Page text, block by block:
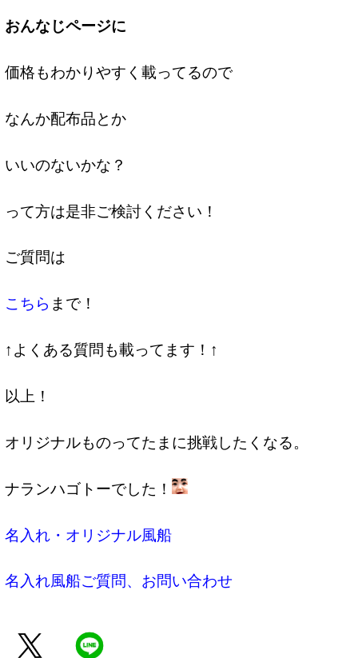
おんなじページに
価格もわかりやすく載ってるので
なんか配布品とか
いいのないかな？
って方は是非ご検討ください！
ご質問は
こちら まで！
↑よくある質問も載ってます！↑
以上！
オリジナルものってたまに挑戦したくなる。
ナランハゴトーでした！
名入れ・オリジナル風船
名入れ風船ご質問、お問い合わせ